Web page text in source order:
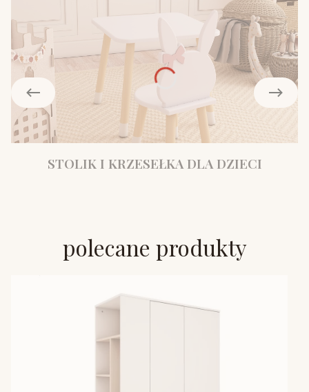
STOLIK I KRZESEŁKA DLA DZIECI
polecane produkty